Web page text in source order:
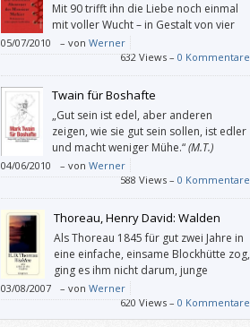
Mit 90 trifft ihn die Liebe noch einmal
mit voller Wucht – in Gestalt von vier
Frauen, die er nicht nur platonisch
liebt.
05/07/2010 – von Werner
632 Views – 0 Kommentare
Twain für Boshafte
„Gut sein ist edel, aber anderen
zeigen, wie sie gut sein sollen, ist edler
und macht weniger Mühe.“(M.T.)
04/06/2010 – von Werner
588 Views – 0 Kommentare
Thoreau, Henry David: Walden
Als Thoreau 1845 für gut zwei Jahre in
eine einfache, einsame Blockhütte zog,
ging es ihm nicht darum, junge
Menschen in ihren halbgaren
Gedanken zu bestätigen, sondern eher um
Selbstgenügsamkeit und Selbstbestimmung, um
03/08/2007 – von Werner
620 Views – 0 Kommentare